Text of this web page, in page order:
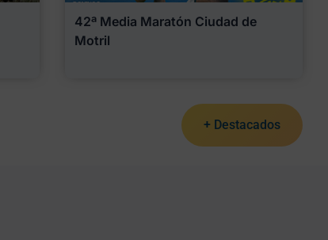
42ª Media Maratón Ciudad de
Motril
+ Destacados